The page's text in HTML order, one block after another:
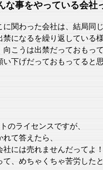
な事をやっている会社
関わった会社は、結局同
になるを繰り返している様
向こうは出禁だっておもっ
下げだっておもってると思
のライセンスですが、
て答えたら、
には売れませんだってよ！
、めちゃくちゃ苦労したと